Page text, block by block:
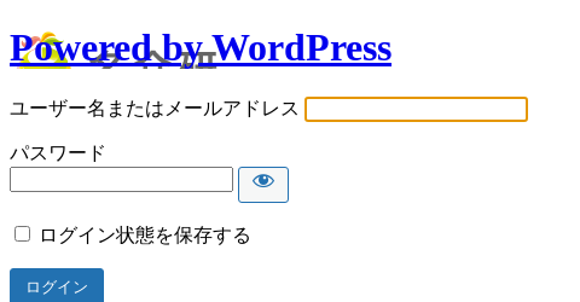
Powered by WordPress
ユーザー名またはメールアドレス
パスワード
ログイン状態を保存する